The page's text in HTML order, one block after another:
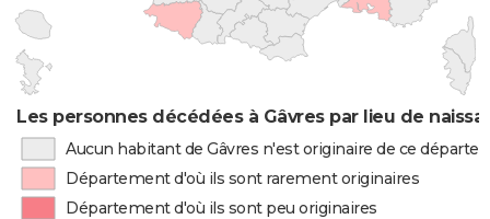
Les personnes décédées à Gâvres par lieu de
Aucun habitant de Gâvres n'est originaire de ce
Département d'où ils sont rarement originaires
Département d'où ils sont peu originaires